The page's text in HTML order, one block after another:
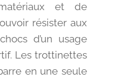
et de
résister aux
d’un usage
Les trottinettes
en une seule